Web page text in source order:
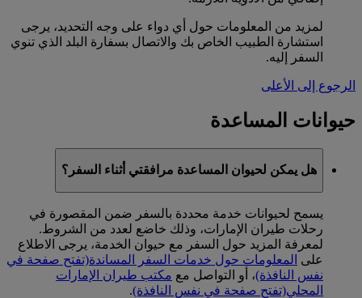
لمزيد من المعلومات حول أي دواء على وجه التحديد، يرجى
استشارة الطبيب الخاص بك والاتصال بسفارة البلد الذي تنوي
السفر إليه.
الرجوع إلى الأعلى
حيوانات المساعدة
هل يمكن لحيوان المساعدة مرافقتي أثناء السفر؟
يسمح لحيوانات خدمة محددة بالسفر ضمن المقصورة في
رحلات طيران الإمارات، وذلك خاضع لعدد من الشروط.
لمعرفة المزيد حول السفر مع حيوان الخدمة، يرجى الاطلاع
على المعلومات حول خدمات السفر المساندة(تفتح صفحة في
نفس النافذة)، أو التواصل مع مكتب طيران الإمارات
المحلي(تفتح صفحة في نفس النافذة).